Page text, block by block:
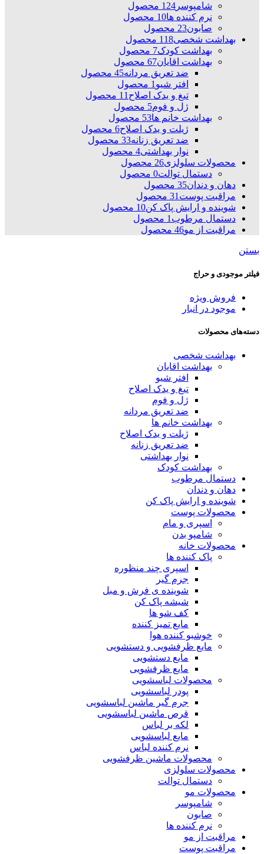
شامپوسر 124 محصول
نرم کننده ها10 محصول
صابون23 محصول
بهداشت شخصی118 محصول
بهداشت کودک7 محصول
بهداشت اقایان67 محصول
ضد تعریق مردانه45 محصول
افتر شیو1 محصول
تیغ و یدک اصلاح11 محصول
ژل و فوم5 محصول
بهداشت خانم ها53 محصول
ژیلت و یدک اصلاح6 محصول
ضد تعریق زنانه33 محصول
نوار بهداشتی4 محصول
محصولات سلولزی26 محصول
دستمال توالت0 محصول
دهان و دندان35 محصول
مراقبت پوست31 محصول
شوینده و ارایش پاک کن10 محصول
دستمال مرطوب1 محصول
مراقبت از مو46 محصول
بستن
فیلتر موجودی و حراج
فروش ویژه
موجود در انبار
دسته‌های محصولات
بهداشت شخصی
بهداشت اقایان
افتر شیو
تیغ و یدک اصلاح
ژل و فوم
ضد تعریق مردانه
بهداشت خانم ها
ژیلت و یدک اصلاح
ضد تعریق زنانه
نوار بهداشتی
بهداشت کودک
دستمال مرطوب
دهان و دندان
شوینده و ارایش پاک کن
محصولات پوست
اسپری و مام
شامپو بدن
محصولات خانه
پاک کننده ها
اسپری چند منظوره
جرم گیر
شوینده ی فرش و مبل
شیشه پاک کن
کف شو ها
مایع تمیز کننده
خوشبو کننده هوا
مایع ظرفشویی و دستشویی
مایع دستشویی
مایع ظرفشویی
محصولات لباسشویی
پودر لباسشویی
جرم گیر ماشین لباسشویی
قرص ماشین لباسشویی
لکه بر لباس
مایع لباسشویی
نرم کننده لباس
محصولات ماشین ظرفشویی
محصولات سلولزی
دستمال توالت
محصولات مو
شامپوسر
صابون
نرم کننده ها
مراقبت از مو
مراقبت پوست